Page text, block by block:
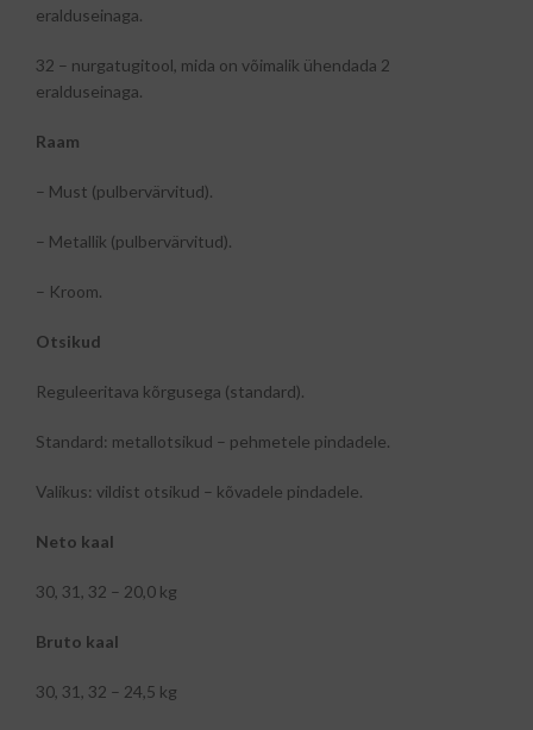
eralduseinaga.
32 – nurgatugitool, mida on võimalik ühendada 2
eralduseinaga.
Raam
– Must (pulbervärvitud).
– Metallik (pulbervärvitud).
– Kroom.
Otsikud
Reguleeritava kõrgusega (standard).
Standard: metallotsikud – pehmetele pindadele.
Valikus: vildist otsikud – kõvadele pindadele.
Neto kaal
30, 31, 32 – 20,0 kg
Bruto kaal
30, 31, 32 – 24,5 kg